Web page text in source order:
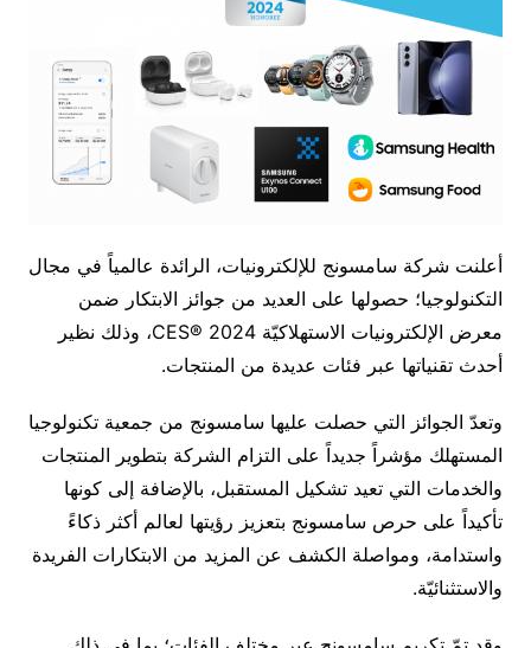
أعلنت شركة سامسونج للإلكترونيات، الرائدة عالمياً في مجال
التكنولوجيا؛ حصولها على العديد من جوائز الابتكار ضمن
معرض الإلكترونيات الاستهلاكيّة CES® 2024، وذلك نظير
أحدث تقنياتها عبر فئات عديدة من المنتجات.
وتعدّ الجوائز التي حصلت عليها سامسونج من جمعية تكنولوجيا
المستهلك مؤشراً جديداً على التزام الشركة بتطوير المنتجات
والخدمات التي تعيد تشكيل المستقبل، بالإضافة إلى كونها
تأكيداً على حرص سامسونج بتعزيز رؤيتها لعالم أكثر ذكاءً
واستدامة، ومواصلة الكشف عن المزيد من الابتكارات الفريدة
والاستثنائيّة.